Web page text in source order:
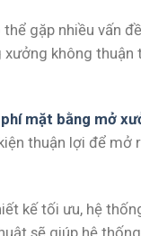
gặp nhiều vấn
không
mặt bằng mở
thuận lợi để
kế tối ưu, hệ